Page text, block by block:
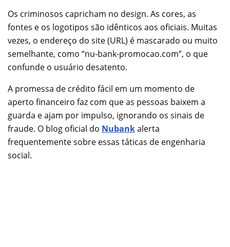
Os criminosos capricham no design. As cores, as
fontes e os logotipos são idênticos aos oficiais. Muitas
vezes, o endereço do site (URL) é mascarado ou muito
semelhante, como “nu-bank-promocao.com”, o que
confunde o usuário desatento.
A promessa de crédito fácil em um momento de
aperto financeiro faz com que as pessoas baixem a
guarda e ajam por impulso, ignorando os sinais de
fraude. O blog oficial do Nubankalerta
frequentemente sobre essas táticas de engenharia
social.